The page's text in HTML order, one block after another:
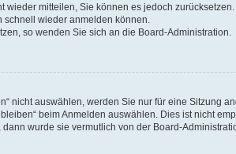
mitteilen, Sie können es jedoch
wieder anmelden können.
so wenden Sie sich an die Board-Administration.
nicht auswählen, werden Sie nur für eine Sitzung
beim Anmelden auswählen. Dies ist nicht
wurde sie vermutlich von der Board-